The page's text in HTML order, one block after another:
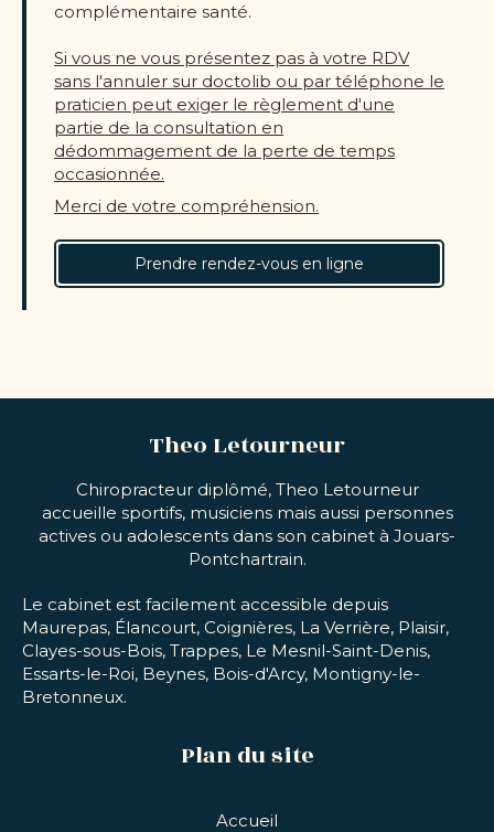
complémentaire santé.
Si vous ne vous présentez pas à votre RDV
sans l'annuler sur doctolib ou par téléphone le
praticien peut exiger le règlement d'une
partie de la consultation en
dédommagement de la perte de temps
occasionnée.
Merci de votre compréhension.
Prendre rendez-vous en ligne
Theo Letourneur
Chiropracteur diplômé, Theo Letourneur
accueille sportifs, musiciens mais aussi personnes
actives ou adolescents dans son cabinet à Jouars-
Pontchartrain.
Le cabinet est facilement accessible depuis
Maurepas, Élancourt, Coignières, La Verrière, Plaisir,
Clayes-sous-Bois, Trappes, Le Mesnil-Saint-Denis,
Essarts-le-Roi, Beynes, Bois-d'Arcy, Montigny-le-
Bretonneux.
Plan du site
Accueil